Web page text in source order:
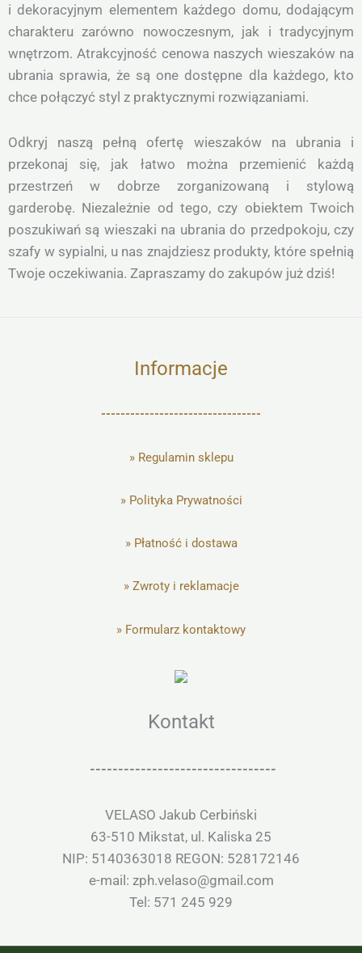
i dekoracyjnym elementem każdego domu, dodającym
charakteru zarówno nowoczesnym, jak i tradycyjnym
wnętrzom. Atrakcyjność cenowa naszych wieszaków na
ubrania sprawia, że są one dostępne dla każdego, kto
chce połączyć styl z praktycznymi rozwiązaniami.
Odkryj naszą pełną ofertę wieszaków na ubrania i
przekonaj się, jak łatwo można przemienić każdą
przestrzeń w dobrze zorganizowaną i stylową
garderobę. Niezależnie od tego, czy obiektem Twoich
poszukiwań są wieszaki na ubrania do przedpokoju, czy
szafy w sypialni, u nas znajdziesz produkty, które spełnią
Twoje oczekiwania. Zapraszamy do zakupów już dziś!
Informacje
---------------------------------
» Regulamin sklepu
» Polityka Prywatności
» Płatność i dostawa
» Zwroty i reklamacje
» Formularz kontaktowy
Kontakt
---------------------------------
VELASO Jakub Cerbiński
63-510 Mikstat, ul. Kaliska 25
NIP: 5140363018 REGON: 528172146
e-mail: zph.velaso@gmail.com
Tel: 571 245 929